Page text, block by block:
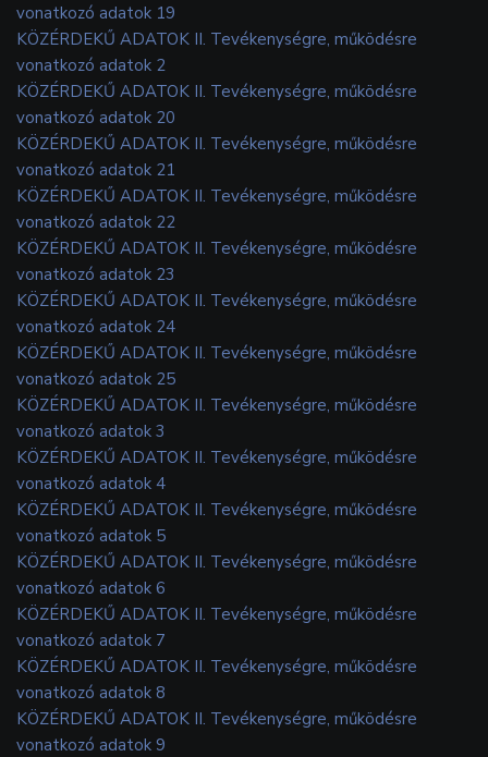
vonatkozó adatok 19
KÖZÉRDEKŰ ADATOK II. Tevékenységre, működésre
vonatkozó adatok 2
KÖZÉRDEKŰ ADATOK II. Tevékenységre, működésre
vonatkozó adatok 20
KÖZÉRDEKŰ ADATOK II. Tevékenységre, működésre
vonatkozó adatok 21
KÖZÉRDEKŰ ADATOK II. Tevékenységre, működésre
vonatkozó adatok 22
KÖZÉRDEKŰ ADATOK II. Tevékenységre, működésre
vonatkozó adatok 23
KÖZÉRDEKŰ ADATOK II. Tevékenységre, működésre
vonatkozó adatok 24
KÖZÉRDEKŰ ADATOK II. Tevékenységre, működésre
vonatkozó adatok 25
KÖZÉRDEKŰ ADATOK II. Tevékenységre, működésre
vonatkozó adatok 3
KÖZÉRDEKŰ ADATOK II. Tevékenységre, működésre
vonatkozó adatok 4
KÖZÉRDEKŰ ADATOK II. Tevékenységre, működésre
vonatkozó adatok 5
KÖZÉRDEKŰ ADATOK II. Tevékenységre, működésre
vonatkozó adatok 6
KÖZÉRDEKŰ ADATOK II. Tevékenységre, működésre
vonatkozó adatok 7
KÖZÉRDEKŰ ADATOK II. Tevékenységre, működésre
vonatkozó adatok 8
KÖZÉRDEKŰ ADATOK II. Tevékenységre, működésre
vonatkozó adatok 9